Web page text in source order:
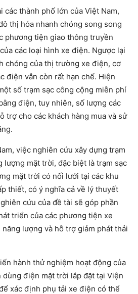
các thành phố lớn của Việt Nam,
thị hóa nhanh chóng song song
phương tiện giao thông truyền
các loại hình xe điện. Ngược lại
chóng của thị trường xe điện, cơ
điện vẫn còn rất hạn chế. Hiện
số trạm sạc công cộng miễn phí
điện, tuy nhiên, số lượng các
trợ cho các khách hàng mua và sử
việc nghiên cứu xây dựng trạm
lượng mặt trời, đặc biệt là trạm sạc
mặt trời có nối lưới tại các khu
thiết, có ý nghĩa cả về lý thuyết
cứu của đề tài sẽ góp phần
triển của các phương tiện xe
lượng và hỗ trợ giảm phát thải
hành thử nghiệm hoạt động của
điện mặt trời lắp đặt tại Viện
xác định phụ tải xe điện có thể